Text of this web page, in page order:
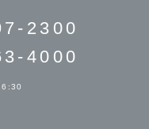
2300
4000